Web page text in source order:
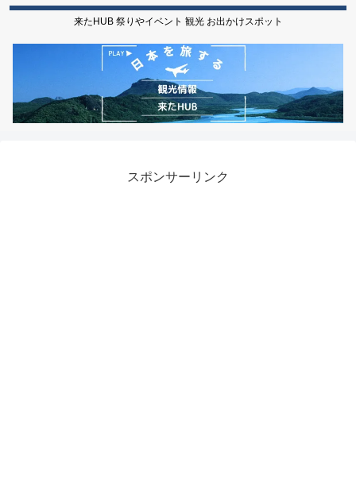
来たHUB 祭りやイベント 観光 お出かけスポット
スポンサーリンク